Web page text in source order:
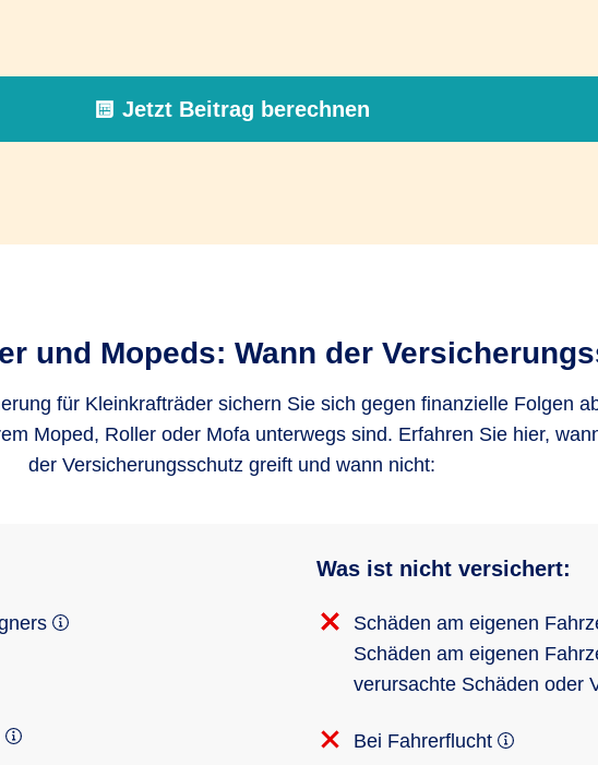
Jetzt Beitrag berechnen
und Mopeds: Wann der
für Kleinkrafträder sichern Sie sich gegen finanzielle Folgen
Moped, Roller oder Mofa unterwegs sind. Erfahren Sie hier,
der Versicherungsschutz greift und wann nicht:
Was ist nicht versichert:
Schäden am eigenen
Schäden am eigenen
verursachte Schäden oder
Bei Fahrerflucht